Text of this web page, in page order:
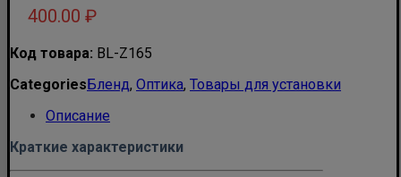
400.00 ₽
Код товара: BL-Z165
CategoriesБленд, Оптика, Товары для установки
Описание
Краткие характеристики